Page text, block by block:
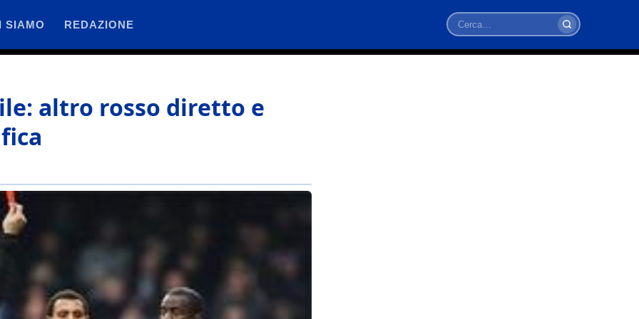
SIAMO REDAZIONE
Cerca
altro rosso diretto e